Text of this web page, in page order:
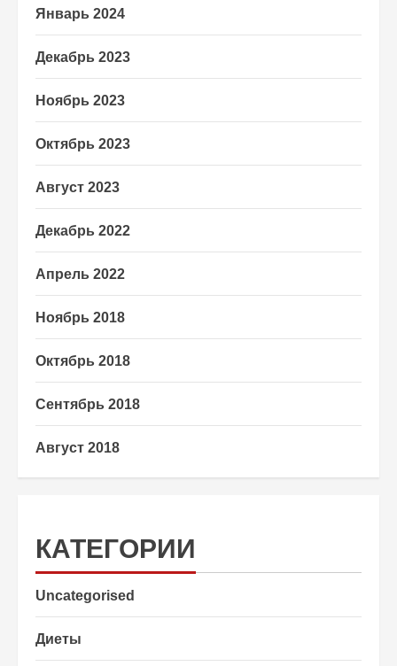
Январь 2024
Декабрь 2023
Ноябрь 2023
Октябрь 2023
Август 2023
Декабрь 2022
Апрель 2022
Ноябрь 2018
Октябрь 2018
Сентябрь 2018
Август 2018
КАТЕГОРИИ
Uncategorised
Диеты